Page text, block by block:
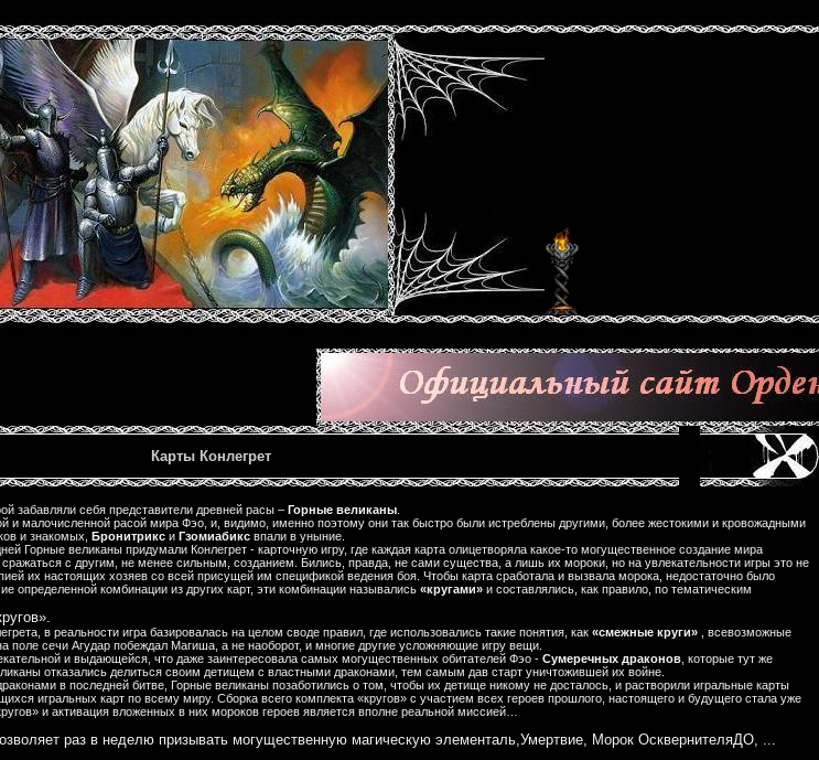
Карты Конлегрет
забавляли себя представители древней расы – Горные великаны
и малочисленной расой мира Фэо, и, видимо, именно поэтому они так быстро были истреблены другими, более жестокими и кровожадными
и знакомых, Бронитрикс и Гзомиабикс впали в уныние.
Горные великаны придумали Конлегрет - карточную игру, где каждая карта олицетворяла какое-то могущественное создание мира
сражаться с другим, не менее сильным, созданием. Бились, правда, не сами существа, а лишь их мороки, но на увлекательности игры это не
их настоящих хозяев со всей присущей им спецификой ведения боя. Чтобы карта сработала и вызвала морока, недостаточно было
определенной комбинации из других карт, эти комбинации назывались «кругами» и составлялись, как правило, по тематическим
в реальности игра базировалась на целом своде правил, где использовались такие понятия, как «смежные круги» , всевозможные
поле сечи Агудар побеждал Магиша, а не наоборот, и многие другие усложняющие игру вещи.
и выдающейся, что даже заинтересовала самых могущественных обитателей Фэо - Сумеречных драконов , которые тут же
отказались делиться своим детищем с властными драконами, тем самым дав старт уничтожившей их войне.
в последней битве, Горные великаны позаботились о том, чтобы их детище никому не досталось, и растворили игральные карты
игральных карт по всему миру. Сборка всего комплекта «кругов» с участием всех героев прошлого, настоящего и будущего стала уже
и активация вложенных в них мороков героев является вполне реальной миссией…
раз в неделю призывать могущественную магическую элементаль,Умертвие, Морок ОсквернителяДО, ...